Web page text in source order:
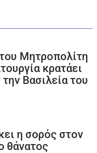
Μητροπολίτη
κρατάει
Βασιλεία του
η σορός στον
θάνατος